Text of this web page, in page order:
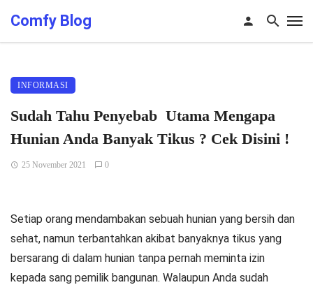
Comfy Blog
INFORMASI
Sudah Tahu Penyebab Utama Mengapa
Hunian Anda Banyak Tikus ? Cek Disini !
25 November 2021 0
Setiap orang mendambakan sebuah hunian yang bersih dan
sehat, namun terbantahkan akibat banyaknya tikus yang
bersarang di dalam hunian tanpa pernah meminta izin
kepada sang pemilik bangunan. Walaupun Anda sudah